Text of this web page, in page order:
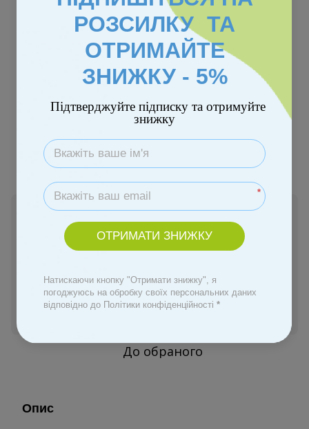
Немає в наявності
141 грн
Повідомити, коли з'явиться
Увійти для відображення персональної знижки
До обраного
Опис
РОЗСИЛКУ ТА
ОТРИМАЙТЕ
ЗНИЖКУ - 5%
Підтверджуйте підписку та отримуйте
знижку
*
ОТРИМАТИ ЗНИЖКУ
Натискаючи кнопку "Отримати знижку", я
погоджуюсь на обробку своїх персональних даних
відповідно до Політики конфіденційності *